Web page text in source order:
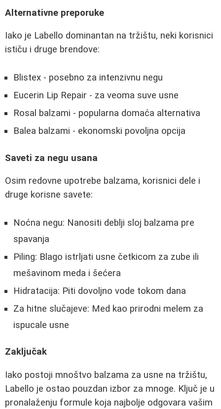
Alternativne preporuke
Iako je Labello dominantan na tržištu, neki korisnici
ističu i druge brendove:
Blistex - posebno za intenzivnu negu
Eucerin Lip Repair - za veoma suve usne
Rosal balzami - popularna domaća alternativa
Balea balzami - ekonomski povoljna opcija
Saveti za negu usana
Osim redovne upotrebe balzama, korisnici dele i
druge korisne savete:
Noćna negu: Nanositi deblji sloj balzama pre
spavanja
Piling: Blago istrljati usne četkicom za zube ili
mešavinom meda i šećera
Hidratacija: Piti dovoljno vode tokom dana
Za hitne slučajeve: Med kao prirodni melem za
ispucale usne
Zaključak
Iako postoji mnoštvo balzama za usne na tržištu,
Labello je ostao pouzdan izbor za mnoge. Ključ je u
pronalaženju formule koja najbolje odgovara vašim